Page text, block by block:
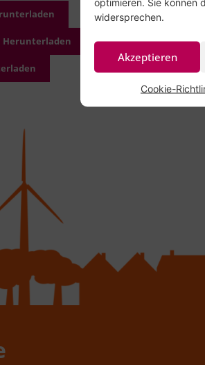
widersprechen.
Akzeptieren
Cookie-
Herunterladen